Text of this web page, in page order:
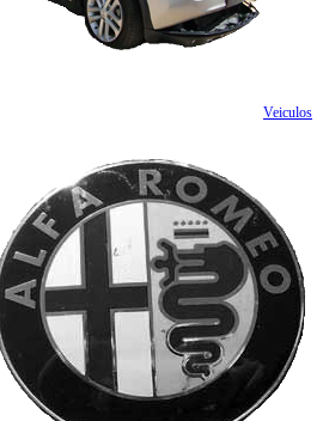
Veiculos